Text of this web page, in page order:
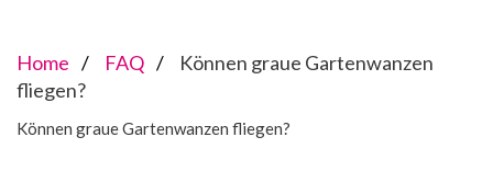
Home FAQ
Können graue Gartenwanzen
fliegen?
Können graue Gartenwanzen fliegen?